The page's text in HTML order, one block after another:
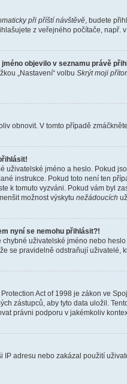
při příští návštěvě , budete
z veřejného počítače, např.
objevilo v seznamu právě
„Nastavení“ volbu Skrýt moji
obnovit. V tomto případě
uživatelské jméno a heslo. Pokud
instrukce. Pokud toto není ten
k tomuto vyzváni. Pokud vám byl
možnost výskytu nežádoucích
nyní se nemohu přihlásit?!
uživatelské jméno nebo
se pravidelně odstraňují uživatelé,
Act of 1998 je zákon ve
zástupců, aby tyto data uložil.
právni podporu v jakémkoliv
IP adresu nebo zakázal použití